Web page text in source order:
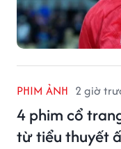
PHIM ẢNH 2 giờ
4 phim cổ
từ tiểu thuyết